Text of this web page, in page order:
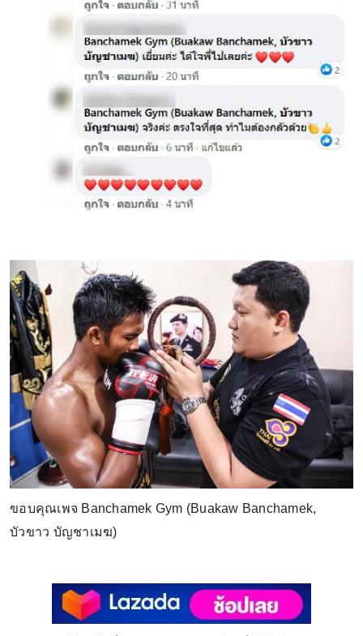
ขอบคุณเพจ Banchamek Gym (Buakaw Banchamek,
บัวขาว บัญชาเมฆ)